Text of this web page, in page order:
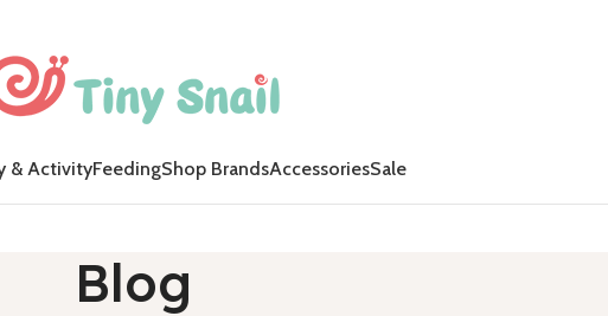
& ActivityFeedingShop BrandsAccessoriesSale
Blog